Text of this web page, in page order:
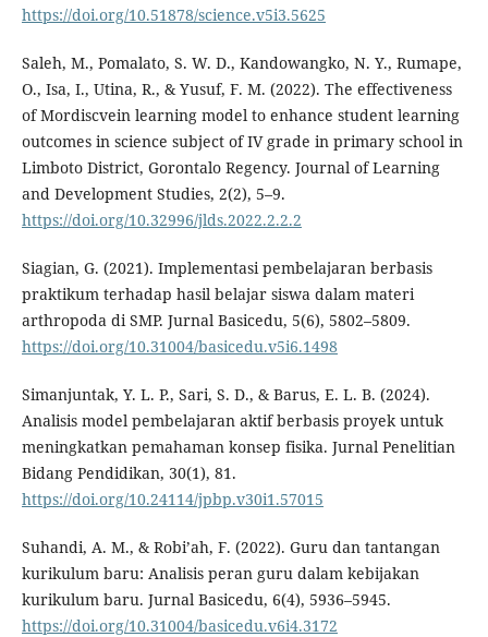
https://doi.org/10.51878/science.v5i3.5625
Saleh, M., Pomalato, S. W. D., Kandowangko, N. Y., Rumape,
O., Isa, I., Utina, R., & Yusuf, F. M. (2022). The effectiveness
of Mordiscvein learning model to enhance student learning
outcomes in science subject of IV grade in primary school in
Limboto District, Gorontalo Regency. Journal of Learning
and Development Studies, 2(2), 5–9.
https://doi.org/10.32996/jlds.2022.2.2.2
Siagian, G. (2021). Implementasi pembelajaran berbasis
praktikum terhadap hasil belajar siswa dalam materi
arthropoda di SMP. Jurnal Basicedu, 5(6), 5802–5809.
https://doi.org/10.31004/basicedu.v5i6.1498
Simanjuntak, Y. L. P., Sari, S. D., & Barus, E. L. B. (2024).
Analisis model pembelajaran aktif berbasis proyek untuk
meningkatkan pemahaman konsep fisika. Jurnal Penelitian
Bidang Pendidikan, 30(1), 81.
https://doi.org/10.24114/jpbp.v30i1.57015
Suhandi, A. M., & Robi’ah, F. (2022). Guru dan tantangan
kurikulum baru: Analisis peran guru dalam kebijakan
kurikulum baru. Jurnal Basicedu, 6(4), 5936–5945.
https://doi.org/10.31004/basicedu.v6i4.3172